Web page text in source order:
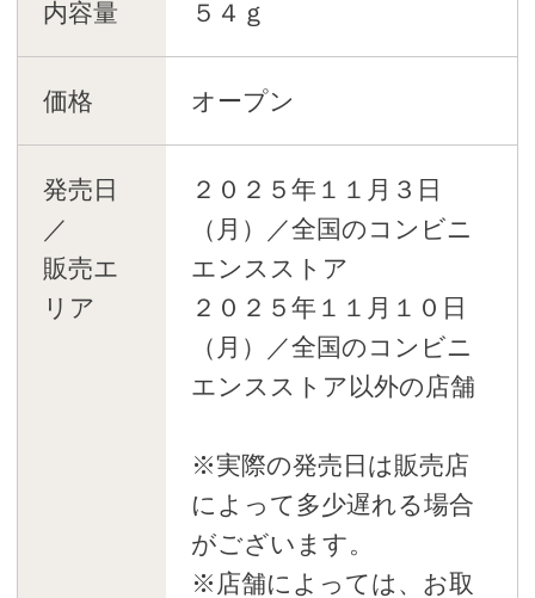
内容量 ５４ｇ
価格 オープン
発売日
／
販売エ
リア
２０２５年１１月３日
（月）／全国のコンビニ
エンスストア
２０２５年１１月１０日
（月）／全国のコンビニ
エンスストア以外の店舗
※実際の発売日は販売店
によって多少遅れる場合
がございます。
※店舗によっては、お取